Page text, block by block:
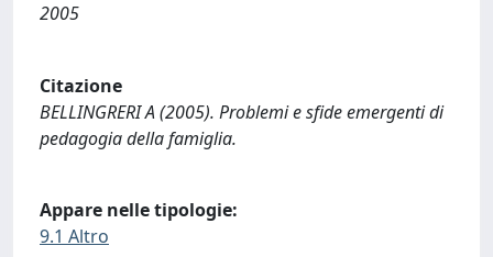
2005
Citazione
BELLINGRERI A (2005). Problemi e sfide emergenti di
pedagogia della famiglia.
Appare nelle tipologie:
9.1 Altro